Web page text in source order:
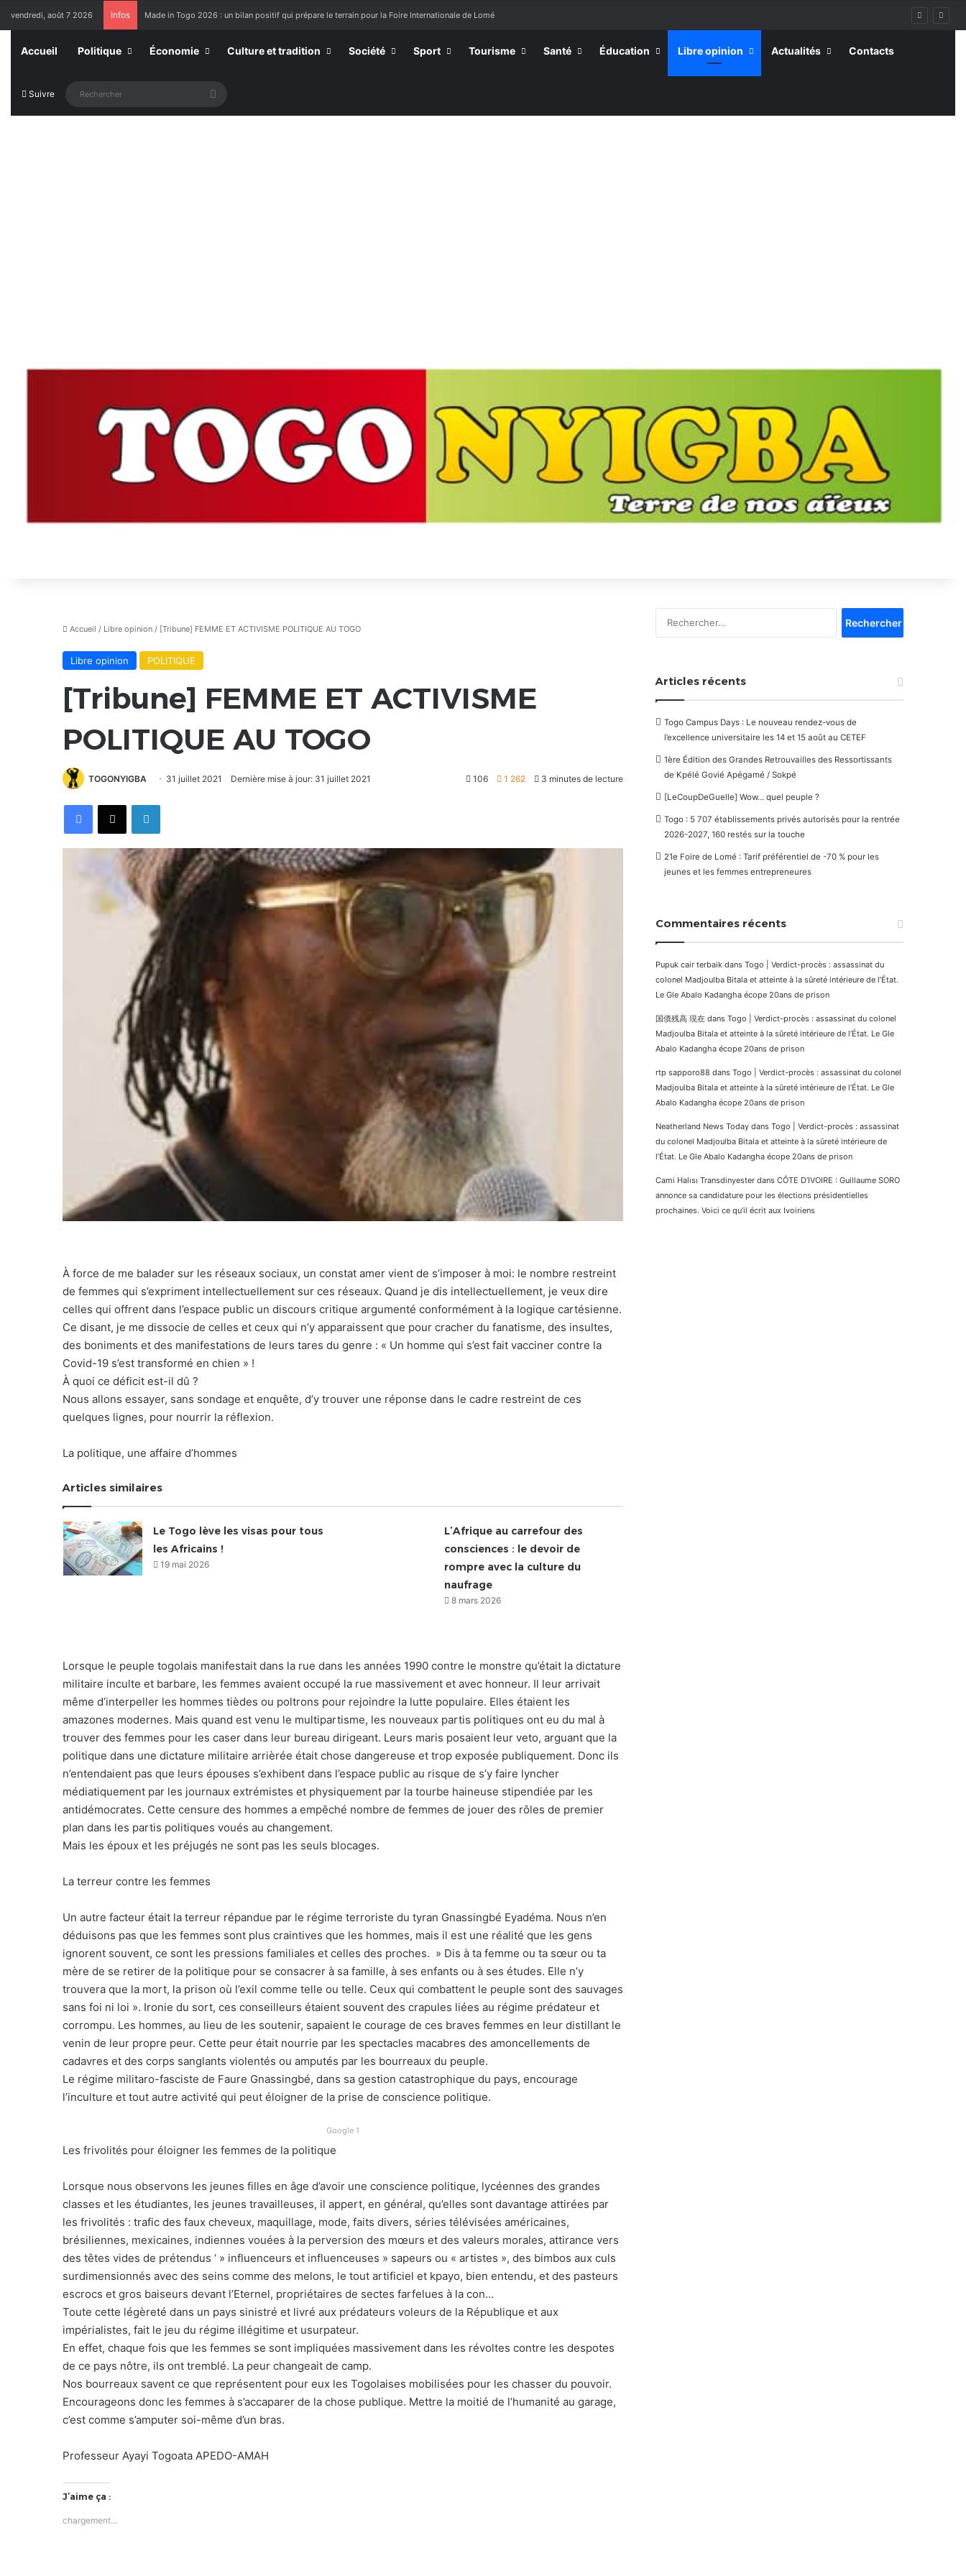
vendredi, août 7 2026 Infos Made in Togo 2026 : un bilan positif qui prépare le terrain pour la Foire Internationale de Lomé
Accueil Politique Économie Culture et tradition Société Sport Tourisme Santé Éducation Libre opinion Actualités Contacts
Suivre Rechercher
Accueil / Libre opinion / [Tribune] FEMME ET ACTIVISME POLITIQUE AU TOGO
Libre opinion POLITIQUE
[Tribune] FEMME ET ACTIVISME
POLITIQUE AU TOGO
TOGONYIGBA 31 juillet 2021 Dernière mise à jour: 31 juillet 2021 106 1 262 3 minutes de lecture
FacebookX Linkedin
À force de me balader sur les réseaux sociaux, un constat amer vient de s’imposer à moi: le nombre restreint
de femmes qui s’expriment intellectuellement sur ces réseaux. Quand je dis intellectuellement, je veux dire
celles qui offrent dans l’espace public un discours critique argumenté conformément à la logique cartésienne.
Ce disant, je me dissocie de celles et ceux qui n’y apparaissent que pour cracher du fanatisme, des insultes,
des boniments et des manifestations de leurs tares du genre : « Un homme qui s’est fait vacciner contre la
Covid-19 s’est transformé en chien » !
À quoi ce déficit est-il dû ?
Nous allons essayer, sans sondage et enquête, d’y trouver une réponse dans le cadre restreint de ces
quelques lignes, pour nourrir la réflexion.
La politique, une affaire d’hommes
Articles similaires
Le Togo lève les visas pour tous
les Africains !
19 mai 2026
L’Afrique au carrefour des
consciences : le devoir de
rompre avec la culture du
naufrage
8 mars 2026
Lorsque le peuple togolais manifestait dans la rue dans les années 1990 contre le monstre qu’était la dictature
militaire inculte et barbare, les femmes avaient occupé la rue massivement et avec honneur. Il leur arrivait
même d’interpeller les hommes tièdes ou poltrons pour rejoindre la lutte populaire. Elles étaient les
amazones modernes. Mais quand est venu le multipartisme, les nouveaux partis politiques ont eu du mal à
trouver des femmes pour les caser dans leur bureau dirigeant. Leurs maris posaient leur veto, arguant que la
politique dans une dictature militaire arrièrée était chose dangereuse et trop exposée publiquement. Donc ils
n’entendaient pas que leurs épouses s’exhibent dans l’espace public au risque de s’y faire lyncher
médiatiquement par les journaux extrémistes et physiquement par la tourbe haineuse stipendiée par les
antidémocrates. Cette censure des hommes a empêché nombre de femmes de jouer des rôles de premier
plan dans les partis politiques voués au changement.
Mais les époux et les préjugés ne sont pas les seuls blocages.
La terreur contre les femmes
Un autre facteur était la terreur répandue par le régime terroriste du tyran Gnassingbé Eyadéma. Nous n’en
déduisons pas que les femmes sont plus craintives que les hommes, mais il est une réalité que les gens
ignorent souvent, ce sont les pressions familiales et celles des proches. » Dis à ta femme ou ta sœur ou ta
mère de se retirer de la politique pour se consacrer à sa famille, à ses enfants ou à ses études. Elle n’y
trouvera que la mort, la prison où l’exil comme telle ou telle. Ceux qui combattent le peuple sont des sauvages
sans foi ni loi ». Ironie du sort, ces conseilleurs étaient souvent des crapules liées au régime prédateur et
corrompu. Les hommes, au lieu de les soutenir, sapaient le courage de ces braves femmes en leur distillant le
venin de leur propre peur. Cette peur était nourrie par les spectacles macabres des amoncellements de
cadavres et des corps sanglants violentés ou amputés par les bourreaux du peuple.
Le régime militaro-fasciste de Faure Gnassingbé, dans sa gestion catastrophique du pays, encourage
l’inculture et tout autre activité qui peut éloigner de la prise de conscience politique.
Google 1
Les frivolités pour éloigner les femmes de la politique
Lorsque nous observons les jeunes filles en âge d’avoir une conscience politique, lycéennes des grandes
classes et les étudiantes, les jeunes travailleuses, il appert, en général, qu’elles sont davantage attirées par
les frivolités : trafic des faux cheveux, maquillage, mode, faits divers, séries télévisées américaines,
brésiliennes, mexicaines, indiennes vouées à la perversion des mœurs et des valeurs morales, attirance vers
des têtes vides de prétendus ‘ » influenceurs et influenceuses » sapeurs ou « artistes », des bimbos aux culs
surdimensionnés avec des seins comme des melons, le tout artificiel et kpayo, bien entendu, et des pasteurs
escrocs et gros baiseurs devant l’Eternel, propriétaires de sectes farfelues à la con…
Toute cette légèreté dans un pays sinistré et livré aux prédateurs voleurs de la République et aux
impérialistes, fait le jeu du régime illégitime et usurpateur.
En effet, chaque fois que les femmes se sont impliquées massivement dans les révoltes contre les despotes
de ce pays nôtre, ils ont tremblé. La peur changeait de camp.
Nos bourreaux savent ce que représentent pour eux les Togolaises mobilisées pour les chasser du pouvoir.
Encourageons donc les femmes à s’accaparer de la chose publique. Mettre la moitié de l’humanité au garage,
c’est comme s’amputer soi-même d’un bras.
Professeur Ayayi Togoata APEDO-AMAH
J’aime ça :
chargement…
Articles récents
Togo Campus Days : Le nouveau rendez-vous de
l’excellence universitaire les 14 et 15 août au CETEF
1ère Édition des Grandes Retrouvailles des Ressortissants
de Kpélé Govié Apégamé / Sokpé
[LeCoupDeGuelle] Wow… quel peuple ?
Togo : 5 707 établissements privés autorisés pour la rentrée
2026-2027, 160 restés sur la touche
21e Foire de Lomé : Tarif préférentiel de -70 % pour les
jeunes et les femmes entrepreneures
Commentaires récents
Pupuk cair terbaik dans Togo | Verdict-procès : assassinat du
colonel Madjoulba Bitala et atteinte à la sûreté intérieure de l’État.
Le Gle Abalo Kadangha écope 20ans de prison
国債残高 現在 dans Togo | Verdict-procès : assassinat du colonel
Madjoulba Bitala et atteinte à la sûreté intérieure de l’État. Le Gle
Abalo Kadangha écope 20ans de prison
rtp sapporo88 dans Togo | Verdict-procès : assassinat du colonel
Madjoulba Bitala et atteinte à la sûreté intérieure de l’État. Le Gle
Abalo Kadangha écope 20ans de prison
Neatherland News Today dans Togo | Verdict-procès : assassinat
du colonel Madjoulba Bitala et atteinte à la sûreté intérieure de
l’État. Le Gle Abalo Kadangha écope 20ans de prison
Cami Halısı Transdinyester dans CÔTE D’IVOIRE : Guillaume SORO
annonce sa candidature pour les élections présidentielles
prochaines. Voici ce qu’il écrit aux Ivoiriens